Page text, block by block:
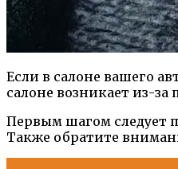
Если в салоне вашего
салоне возникает из-
Первым шагом следует
Также обратите